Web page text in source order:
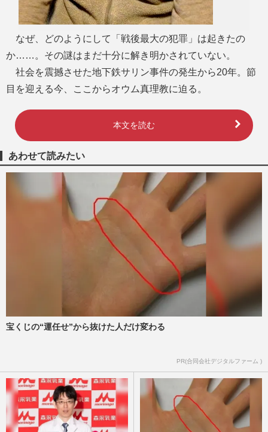
なぜ、どのようにして「戦後最大の犯罪」は起きたの
か……。その謎はまだ十分に解き明かされていない。
社会を震撼させた地下鉄サリン事件の発生から20年。節
目を迎える今、ここからオウム真理教に迫る。
本文を読む
あわせて読みたい
宝くじの“運任せ”から抜けた人だけ変わる
PR(合同会社デジタルファーム )